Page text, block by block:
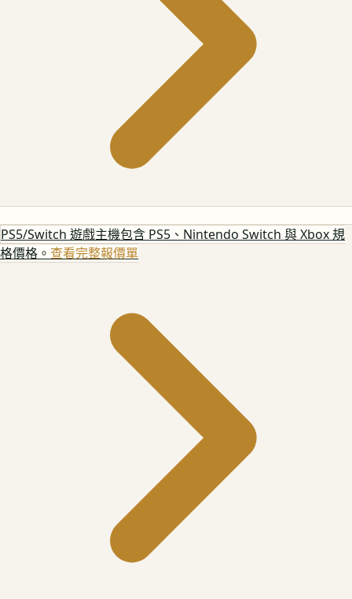
PS5/Switch 遊戲主機包含 PS5、Nintendo Switch 與 Xbox 規
格價格。 查看完整報價單